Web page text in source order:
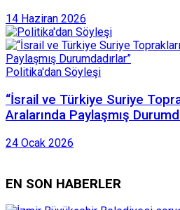
14 Haziran 2026
Politika'dan Söyleşi
“İsrail ve Türkiye Suriye
Aralarında Paylaşmış
24 Ocak 2026
EN SON HABERLER